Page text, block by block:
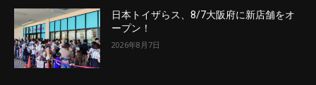
日本トイザらス、8/7大阪府に新店舗をオ
ープン！
2026年8月7日